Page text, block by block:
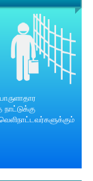
வெளிநாட்டவர்களுக்கும்